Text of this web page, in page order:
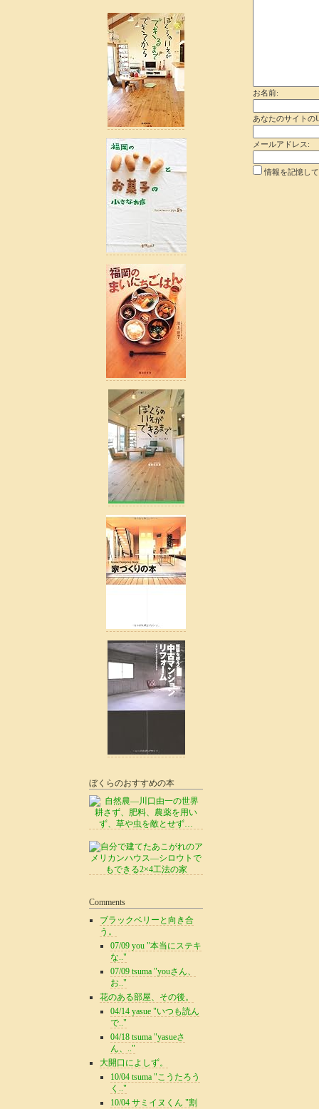
お名前:
あなたのサイトの
メールアドレス:
情報を記憶し
ぼくらのおすすめの本
Comments
ブラックベリーと向き合
う。
07/09 you "本当にステキ
な.."
07/09 tsuma "youさん、
お.."
花のある部屋、その後。
04/14 yasue "いつも読ん
で.."
04/18 tsuma "yasueさ
ん、.."
大開口によしず。
10/04 tsuma "こうたろう
く.."
10/04 サミイヌくん "割